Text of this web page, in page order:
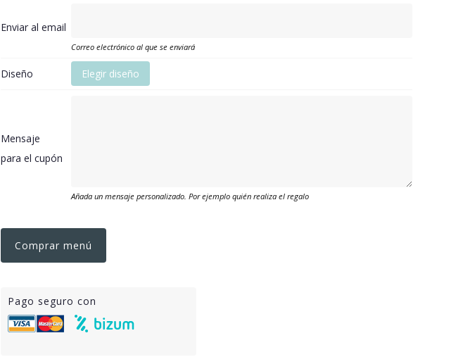
Enviar al email
Correo electrónico al que se enviará
Diseño Elegir diseño
Mensaje
para el cupón
Añada un mensaje personalizado. Por ejemplo quién realiza el regalo
Comprar menú
Pago seguro con